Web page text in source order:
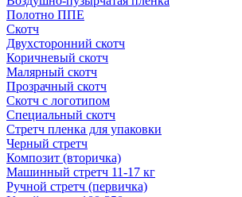
Полотно ППЕ
Скотч
Двухсторонний скотч
Коричневый скотч
Малярный скотч
Прозрачный скотч
Скотч с логотипом
Специальный скотч
Стретч пленка для упаковки
Черный стретч
Композит (вторичка)
Машинный стретч 11-17 кг
Ручной стретч (первичка)